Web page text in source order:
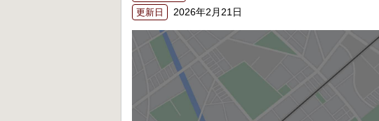
更新日 2026年2月21日